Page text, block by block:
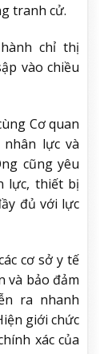
tranh cử.
chỉ thị
vào chiều
Cơ quan
lực và
cũng yêu
lực, thiết bị
đủ với lực
cơ sở y tế
và bảo đảm
ra nhanh
giới chức
xác của